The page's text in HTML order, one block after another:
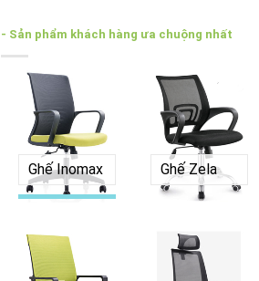
- Sản phẩm khách hàng ưa chuộng nhất
Ghế Inomax Ghế Zela